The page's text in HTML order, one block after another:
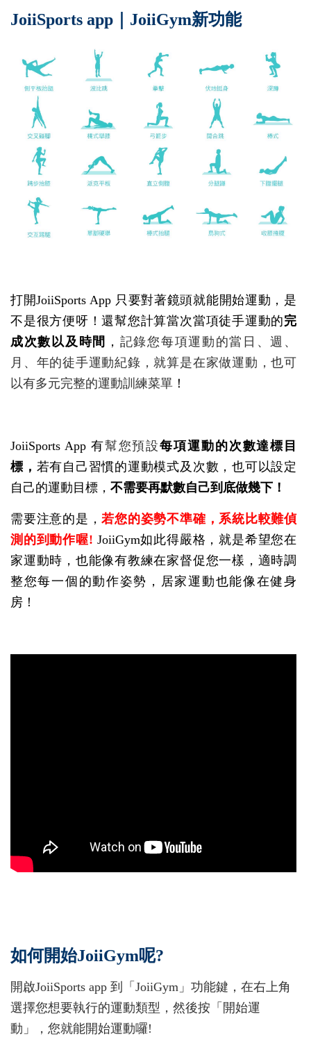
JoiiSports app｜JoiiGym新功能
打開JoiiSports App 只要對著鏡頭就能開始運動，是
不是很方便呀！還幫您計算當次當項徒手運動的完
成次數以及時間 ， 記錄您每項運動的當日、週、
月、年的徒手運動紀錄，就算是在家做運動，也可
以有多元完整的運動訓練菜單 ！
JoiiSports App 有幫您預設每項運動的次數達標目
標， 若有自己習慣的運動模式及次數，也可以設定
自己的運動目標， 不需要再默數自己到底做幾下！
需要注意的是，若您的姿勢不準確，系統比較難偵
測的到動作喔! JoiiGym如此得嚴格，就是希望您在
家運動時，也能像有教練在家督促您一樣，適時調
整您每一個的動作姿勢，居家運動也能像在健身
房！
如何開始JoiiGym呢?
開啟JoiiSports app 到「JoiiGym」功能鍵，在右上角
選擇您想要執行的運動類型，然後按「開始運
動」，您就能開始運動囉!